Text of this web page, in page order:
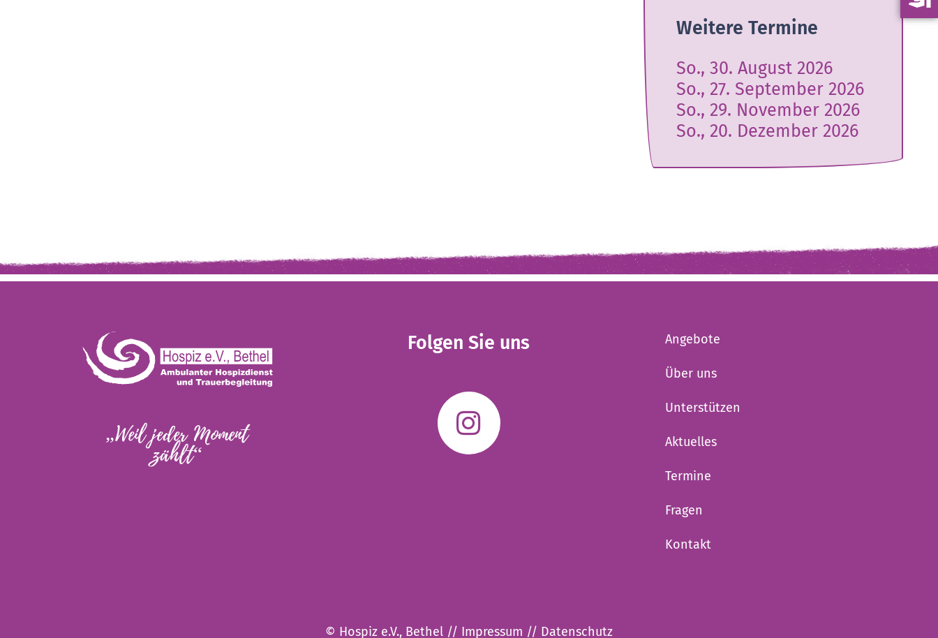
Weitere Termine
So., 30. August 2026
So., 27. September 2026
So., 29. November 2026
So., 20. Dezember 2026
„Weil jeder Moment
zählt“
Folgen Sie uns Angebote
Über uns
Unterstützen
Aktuelles
Termine
Fragen
Kontakt
© Hospiz e.V., Bethel // Impressum // Datenschutz